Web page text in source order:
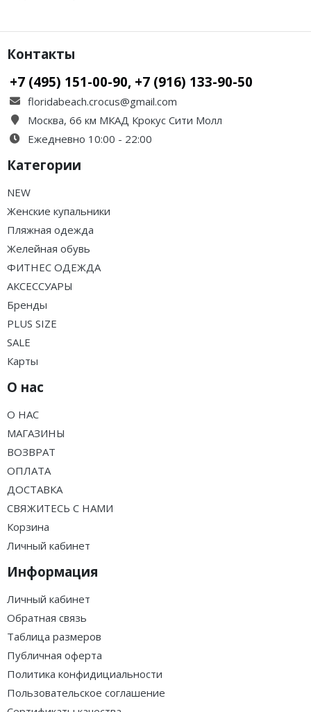
Контакты
+7 (495) 151-00-90, +7 (916) 133-90-50
floridabeach.crocus@gmail.com
Москва, 66 км МКАД Крокус Сити Молл
Ежедневно 10:00 - 22:00
Категории
NEW
Женские купальники
Пляжная одежда
Желейная обувь
ФИТНЕС ОДЕЖДА
АКСЕССУАРЫ
Бренды
PLUS SIZE
SALE
Карты
О нас
О НАС
МАГАЗИНЫ
ВОЗВРАТ
ОПЛАТА
ДОСТАВКА
СВЯЖИТЕСЬ С НАМИ
Корзина
Личный кабинет
Информация
Личный кабинет
Обратная связь
Таблица размеров
Публичная оферта
Политика конфидициальности
Пользовательское соглашение